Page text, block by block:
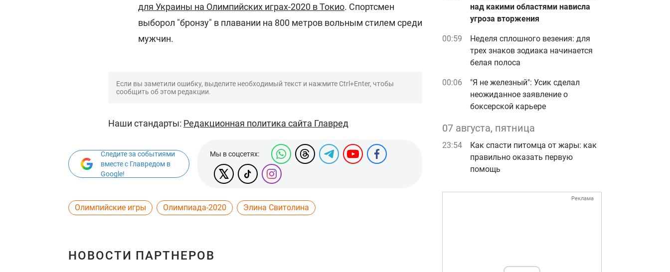
для Украины на Олимпийских играх-2020 в Токио. Спортсмен
выборол "бронзу" в плавании на 800 метров вольным стилем среди
мужчин.
Если вы заметили ошибку, выделите необходимый текст и нажмите Ctrl+Enter, чтобы
сообщить об этом редакции.
Наши стандарты: Редакционная политика сайта Главред
Следите за событиями
вместе с Главредом в
Google!
Мы в соцсетях:
Олимпийские игры Олимпиада-2020 Элина Свитолина
НОВОСТИ ПАРТНЕРОВ
над какими областями нависла
угроза вторжения
00:59
Неделя сплошного везения: для
трех знаков зодиака начинается
белая полоса
00:06
"Я не железный": Усик сделал
неожиданное заявление о
боксерской карьере
07 августа, пятница
23:54
Как спасти питомца от жары: как
правильно оказать первую
помощь
Реклама